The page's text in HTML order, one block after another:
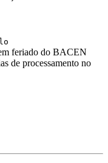
feriado do BACEN
de processamento no